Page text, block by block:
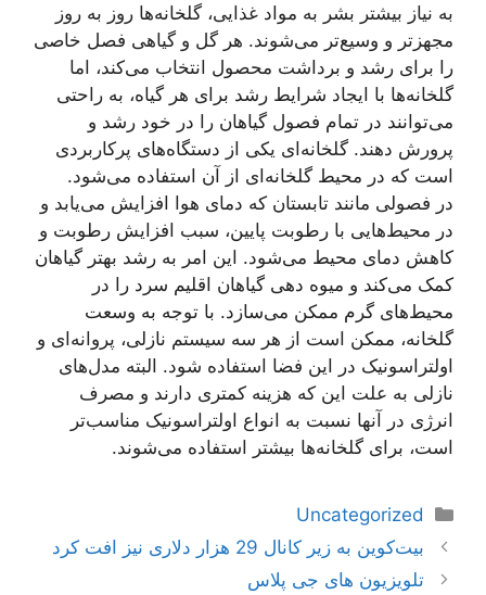
به نیاز بیشتر بشر به مواد غذایی، گلخانه‌ها روز به روز
مجهزتر و وسیع‌تر می‌شوند. هر گل و گیاهی فصل خاصی
را برای رشد و برداشت محصول انتخاب می‌کند، اما
گلخانه‌ها با ایجاد شرایط رشد برای هر گیاه، به راحتی
می‌توانند در تمام فصول گیاهان را در خود رشد و
پرورش دهند. گلخانه‌ای یکی از دستگاه‌های پرکاربردی
است که در محیط گلخانه‌ای از آن استفاده می‌شود.
در فصولی مانند تابستان که دمای هوا افزایش می‌یابد و
در محیط‌هایی با رطوبت پایین، سبب افزایش رطوبت و
کاهش دمای محیط می‌شود. این امر به رشد بهتر گیاهان
کمک می‌کند و میوه دهی گیاهان اقلیم سرد را در
محیط‌های گرم ممکن می‌سازد. با توجه به وسعت
گلخانه، ممکن است از هر سه سیستم نازلی، پروانه‌ای و
اولتراسونیک در این فضا استفاده شود. البته مدل‌های
نازلی به علت این که هزینه کمتری دارند و مصرف
انرژی در آنها نسبت به انواع اولتراسونیک مناسب‌تر
است، برای گلخانه‌ها بیشتر استفاده می‌شوند.
دسته‌ها
Uncategorized
ناوبری
نوشته‌ها
بیت‌کوین به زیر کانال 29 هزار دلاری نیز افت کرد
تلویزیون های جی پلاس